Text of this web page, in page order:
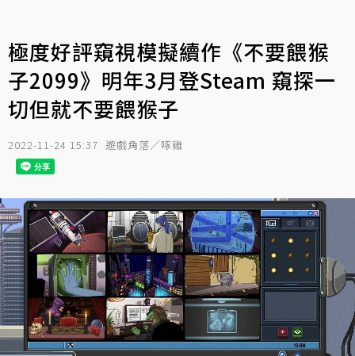
極度好評窺視模擬續作《不要餵猴
子2099》明年3月登Steam 窺探一
切但就不要餵猴子
2022-11-24 15:37 遊戲角落／啄雞